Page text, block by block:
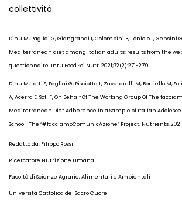
collettività.
Dinu M, Pagliai G, Giangrandi I, Colombini B, Toniolo L, Gensini
Mediterranean diet among Italian adults: results from the
questionnaire. Int J Food Sci Nutr. 2021;72(2):271-279
Dinu M, Lotti S, Pagliai G, Pisciotta L, Zavatarelli M, Borriello M,
A, Acerra E, Sofi F, On Behalf Of The Working Group Of The
Mediterranean Diet Adherence in a Sample of Italian
School-The “#facciamoComunicAzione” Project. Nutrients.
Redatto da: Filippo Rossi
Ricercatore Nutrizione Umana
Facoltà di Scienze Agrarie, Alimentari e Ambientali
Università Cattolica del Sacro Cuore